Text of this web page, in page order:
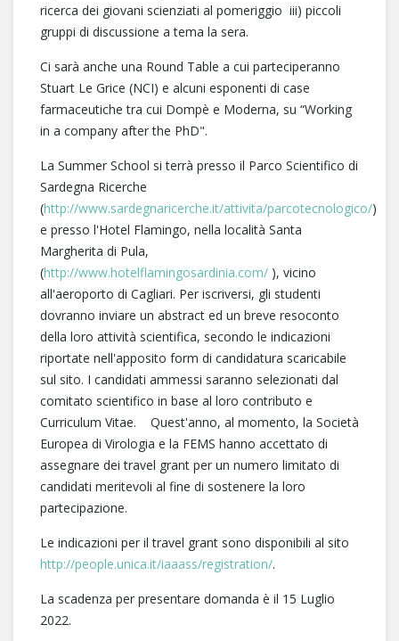
ricerca dei giovani scienziati al pomeriggio iii) piccoli
gruppi di discussione a tema la sera.
Ci sarà anche una Round Table a cui parteciperanno
Stuart Le Grice (NCI) e alcuni esponenti di case
farmaceutiche tra cui Dompè e Moderna, su “Working
in a company after the PhD".
La Summer School si terrà presso il Parco Scientifico di
Sardegna Ricerche
(http://www.sardegnaricerche.it/attivita/parcotecnologico/)
e presso l'Hotel Flamingo, nella località Santa
Margherita di Pula,
(http://www.hotelflamingosardinia.com/ ), vicino
all'aeroporto di Cagliari. Per iscriversi, gli studenti
dovranno inviare un abstract ed un breve resoconto
della loro attività scientifica, secondo le indicazioni
riportate nell'apposito form di candidatura scaricabile
sul sito. I candidati ammessi saranno selezionati dal
comitato scientifico in base al loro contributo e
Curriculum Vitae. Quest'anno, al momento, la Società
Europea di Virologia e la FEMS hanno accettato di
assegnare dei travel grant per un numero limitato di
candidati meritevoli al fine di sostenere la loro
partecipazione.
Le indicazioni per il travel grant sono disponibili al sito
http://people.unica.it/iaaass/registration/.
La scadenza per presentare domanda è il 15 Luglio
2022.